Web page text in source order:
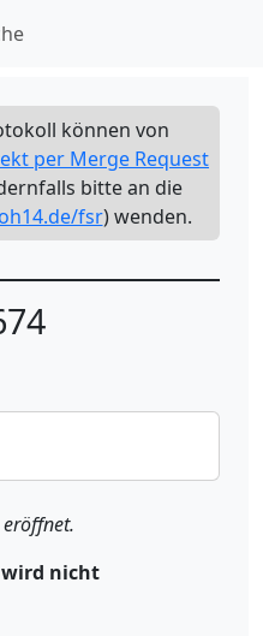
können von
per Merge Request
bitte an die
oh14.de/fsr) wenden.
wird nicht